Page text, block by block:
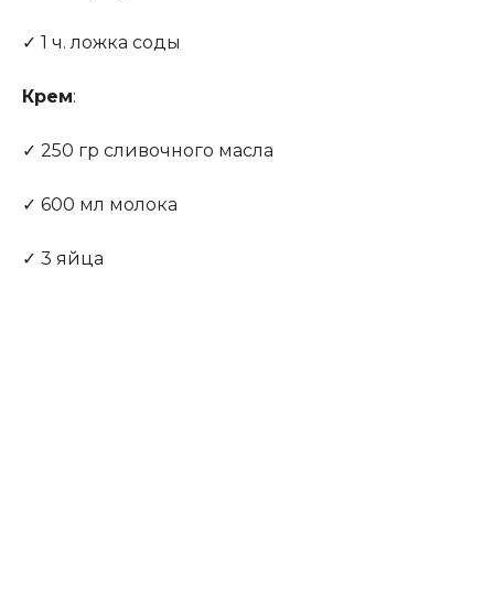
✓ 1 ч. ложка соды
Крем:
✓ 250 гр сливочного масла
✓ 600 мл молока
✓ 3 яйца